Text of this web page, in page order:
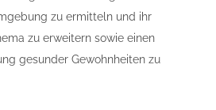
zu ermitteln und ihr
zu erweitern sowie einen
gesunder Gewohnheiten zu